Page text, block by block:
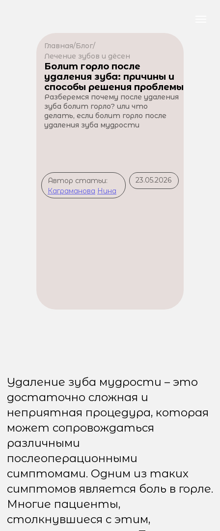
Главная/Блог/
Лечение зубов и дёсен
Болит горло после
удаления зуба: причины и
способы решения проблемы
Разберемся почему после удаления
зуба болит горло? или что
делать, если болит горло после
удаления зуба мудрости
Автор статьи:
Каграманова Нина
23.05.2026
задаются вопросом: «Почему
горло?» или «Что делать, если
болит горло после удаления зуба
мудрости?» В этой статье мы
разберемся, почему это может
происходить, и как с этим
справиться.
Может ли после
удаления зуба болеть
горло